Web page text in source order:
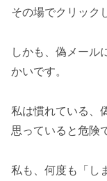
その場でクリック
しかも、偽メール
かいです。
私は慣れている、
思っていると危険
私も、何度も「し